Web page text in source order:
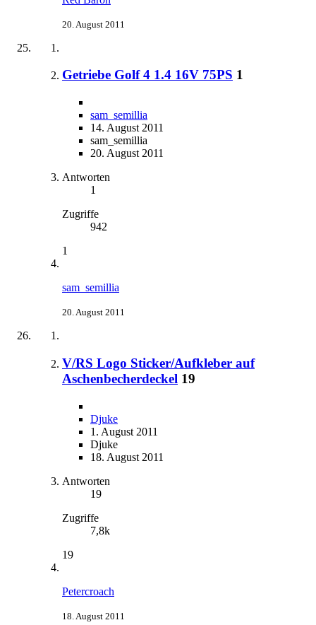
20. August 2011
Getriebe Golf 4 1.4 16V 75PS 1
sam_semillia
14. August 2011
sam_semillia
20. August 2011
Antworten
1
Zugriffe
942
1
sam_semillia
20. August 2011
V/RS Logo Sticker/Aufkleber auf
Aschenbecherdeckel 19
Djuke
1. August 2011
Djuke
18. August 2011
Antworten
19
Zugriffe
7,8k
19
Petercroach
18. August 2011